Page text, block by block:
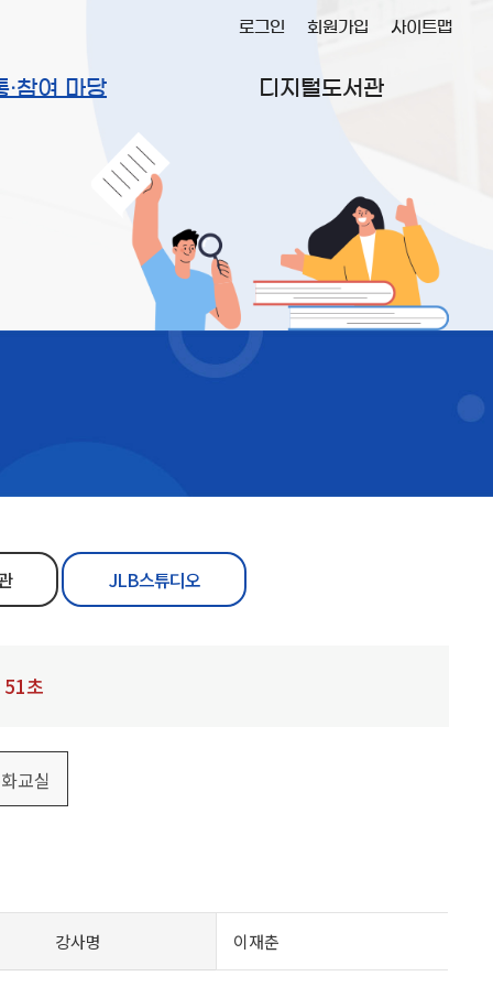
·참여 마당 디지털도서관
로그인 회원가입 사이트맵
JLB스튜디오
52초
교실
강사명 이재춘